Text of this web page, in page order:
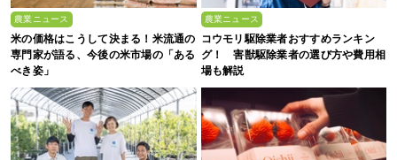
農業ニュース
米の価格はこうして決まる！米流通の
専門家が語る、今後の米市場の「ある
べき姿」
農業ニュース
コウモリ駆除業者おすすめランキン
グ！ 害獣駆除業者の選び方や費用相
場も解説